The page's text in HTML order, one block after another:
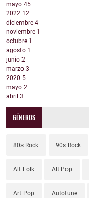
mayo 45
2022 12
diciembre 4
noviembre 1
octubre 1
agosto 1
junio 2
marzo 3
2020 5
mayo 2
abril 3
GÉNEROS
80s Rock 90s Rock
Alt Folk Alt Pop
Art Pop Autotune